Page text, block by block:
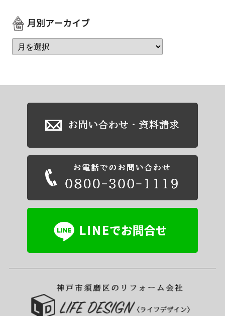
月別アーカイブ